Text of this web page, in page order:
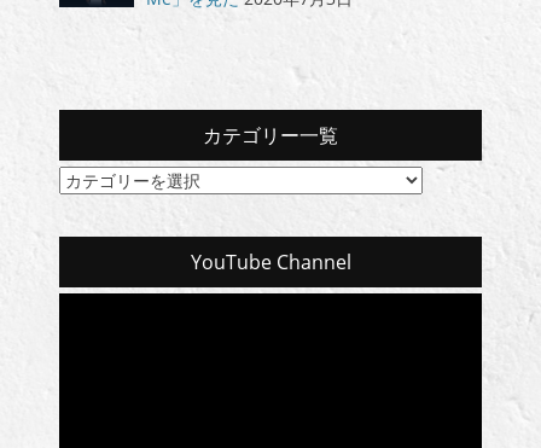
カテゴリー一覧
カ
YouTube Channel